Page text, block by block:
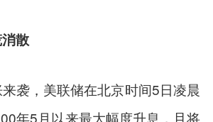
散
袭，美联储在北京时间5日凌晨
年5月以来最大幅度升息，且将